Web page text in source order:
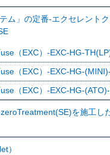
ム」の定番-エクセレント
（EXC）-EXC-HG-
（EXC）-EXC-HG-
（EXC）-EXC-HG-
を施工し
）